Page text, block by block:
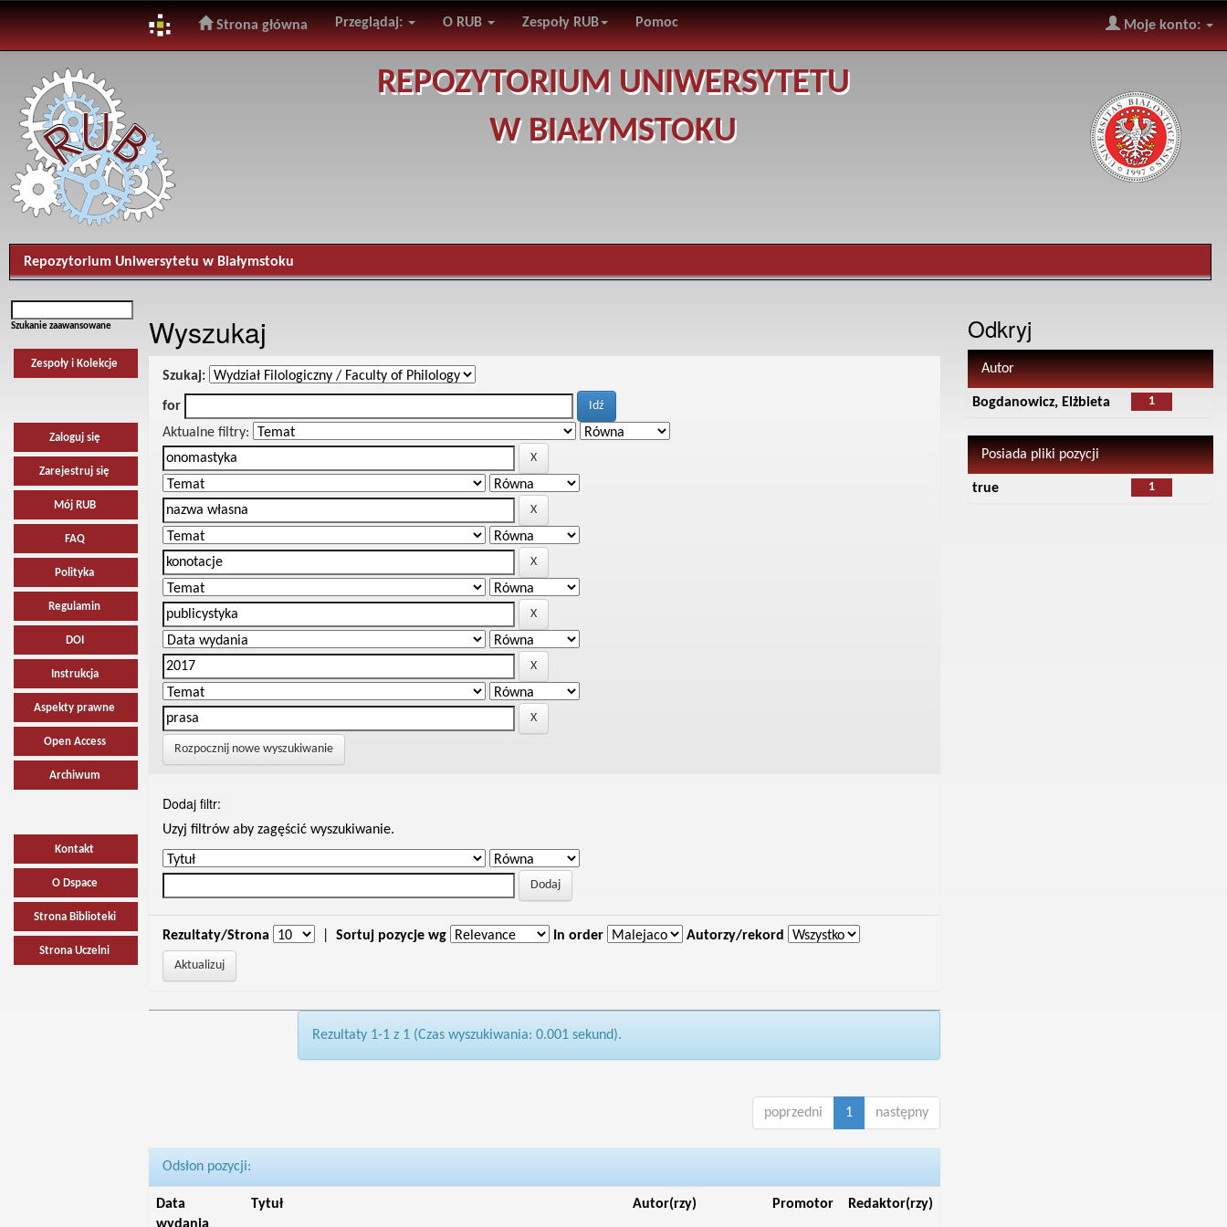
navigation
Strona główna Przeglądaj: O RUB Zespoły RUB Pomoc Moje konto:
REPOZYTORIUM UNIWERSYTETU
W BIAŁYMSTOKU
Repozytorium Uniwersytetu w Białymstoku
Szukanie zaawansowane
Zespoły i Kolekcje
Zaloguj się
Zarejestruj się
Mój RUB
FAQ
Polityka
Regulamin
DOI
Instrukcja
Aspekty prawne
Open Access
Archiwum
Kontakt
O Dspace
Strona Biblioteki
Strona Uczelni
Wyszukaj
Szukaj:
for
Aktualne filtry:
Rozpocznij nowe wyszukiwanie
Dodaj filtr:
Uzyj filtrów aby zagęścić wyszukiwanie.
Rezultaty/Strona Sortuj pozycje wg In order Autorzy/rekord
Rezultaty 1-1 z 1 (Czas wyszukiwania: 0.001 sekund).
poprzedni 1 następny
Odsłon pozycji:
Data
Tytuł Autor(rzy) Promotor Redaktor(rzy)
Odkryj
Autor
1
Bogdanowicz, Elżbieta
Posiada pliki pozycji
1
true